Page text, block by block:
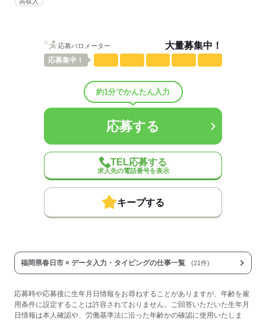
しずか
（男4：女6）
IT・通信関連
応募する
応募バロメーター 大量募集中！
応募集中！
約1分でかんたん入力
応募する
TEL応募する
求人先の電話番号を表示
キープする
福岡県春日市 × データ入力・タイピングの仕事一覧 (21件)
応募時や応募後に生年月日情報をお尋ねすることがありますが、年齢を雇
用条件に設定することは許容されておりません。ご回答いただいた生年月
日情報は本人確認や、労働基準法に沿った年齢かの確認に使用いたしま